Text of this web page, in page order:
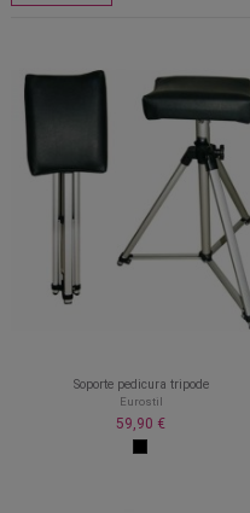
Soporte pedicura tripode
Eurostil
59,90 €